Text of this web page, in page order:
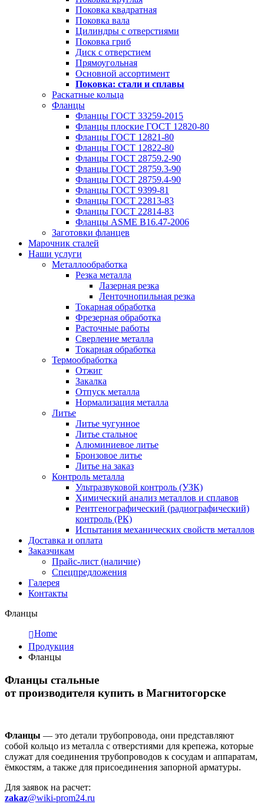
Поковка квадратная
Поковка вала
Цилиндры с отверстиями
Поковка гриб
Диск с отверстием
Прямоугольная
Основной ассортимент
Поковка: cтали и сплавы
Раскатные кольца
Фланцы
Фланцы ГОСТ 33259-2015
Фланцы плоские ГОСТ 12820-80
Фланцы ГОСТ 12821-80
Фланцы ГОСТ 12822-80
Фланцы ГОСТ 28759.2-90
Фланцы ГОСТ 28759.3-90
Фланцы ГОСТ 28759.4-90
Фланцы ГОСТ 9399-81
Фланцы ГОСТ 22813-83
Фланцы ГОСТ 22814-83
Фланцы ASME B16.47-2006
Заготовки фланцев
Марочник сталей
Наши услуги
Металлообработка
Резка металла
Лазерная резка
Ленточнопильная резка
Токарная обработка
Фрезерная обработка
Расточные работы
Сверление металла
Токарная обработка
Термообработка
Отжиг
Закалка
Отпуск металла
Нормализация металла
Литье
Литье чугунное
Литье стальное
Алюминиевое литье
Бронзовое литье
Литье на заказ
Контроль металла
Ультразвуковой контроль (УЗК)
Химический анализ металлов и сплавов
Рентгенографический (радиографический)
контроль (РК)
Испытания механических свойств металлов
Доставка и оплата
Заказчикам
Прайс-лист (наличие)
Спецпредложения
Галерея
Контакты
Фланцы
Home
Продукция
Фланцы
Фланцы стальные
от производителя купить в Магнитогорске
Фланцы — это детали трубопровода, они представляют
собой кольцо из металла с отверстиями для крепежа, которые
служат для соединения трубопроводов к сосудам и аппаратам,
ёмкостям, а также для присоединения запорной арматуры.
Для заявок на расчет:
zakaz@wiki-prom24.ru